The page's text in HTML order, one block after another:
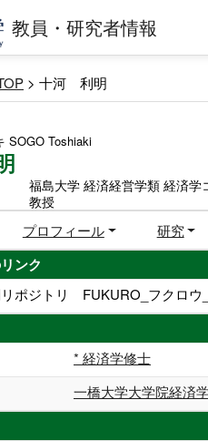
教員・研究者情報
> 十河 利明
SOGO Toshiaki
福島大学 経済経営学類 経済学
教授
プロフィール 研究
ンク
ポジトリ FUKURO_フクロウ_
* 経済学修士
一橋大学大学院経済